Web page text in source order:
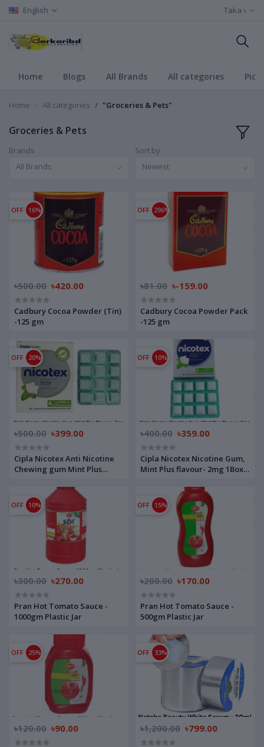
English Taka ৳
Home Blogs All Brands All categories
Home All categories "Groceries & Pets"
Groceries & Pets
Brands
All Brands
Sort by
Newest
OFF 16%
৳500.00 ৳420.00
Cadbury Cocoa Powder (Tin)
-125 gm
OFF 296%
৳81.00 ৳-159.00
Cadbury Cocoa Powder Pack
-125 gm
OFF 20%
৳500.00 ৳399.00
Cipla Nicotex Anti Nicotine
Chewing gum Mint Plus
INDIAN Code 49986303
OFF 10%
৳400.00 ৳359.00
Cipla Nicotex Nicotine Gum,
Mint Plus flavour- 2mg 1Box
OFF 10%
৳300.00 ৳270.00
Pran Hot Tomato Sauce -
1000gm Plastic Jar
OFF 15%
৳200.00 ৳170.00
Pran Hot Tomato Sauce -
500gm Plastic Jar
OFF 25%
৳120.00 ৳90.00
OFF 33%
৳1,200.00 ৳799.00